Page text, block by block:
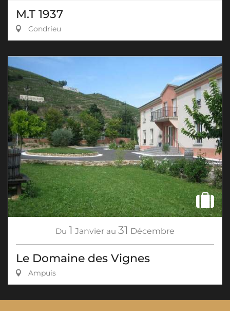
M.T 1937
Condrieu
Du 1 Janvier au 31 Décembre
Le Domaine des Vignes
Ampuis